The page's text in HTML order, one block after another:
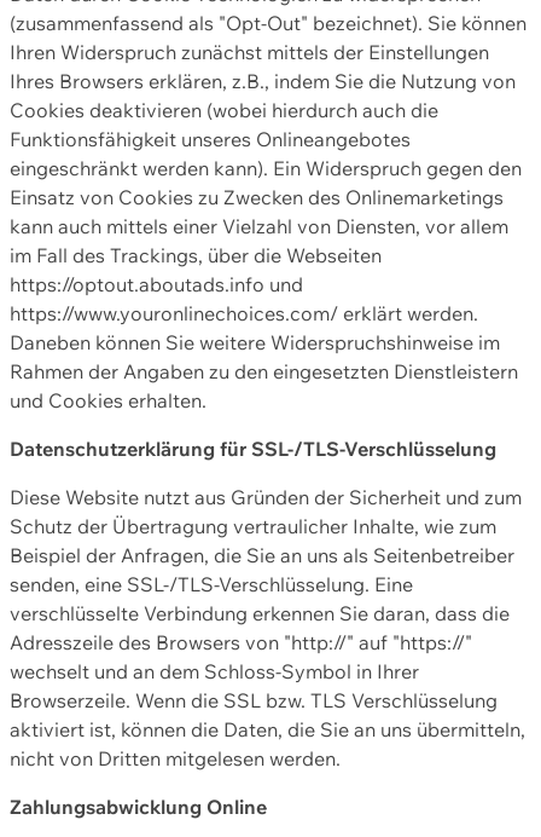
(zusammenfassend als "Opt-Out" bezeichnet). Sie können
Ihren Widerspruch zunächst mittels der Einstellungen
Ihres Browsers erklären, z.B., indem Sie die Nutzung von
Cookies deaktivieren (wobei hierdurch auch die
Funktionsfähigkeit unseres Onlineangebotes
eingeschränkt werden kann). Ein Widerspruch gegen den
Einsatz von Cookies zu Zwecken des Onlinemarketings
kann auch mittels einer Vielzahl von Diensten, vor allem
im Fall des Trackings, über die Webseiten
https://optout.aboutads.info und
https://www.youronlinechoices.com/ erklärt werden.
Daneben können Sie weitere Widerspruchshinweise im
Rahmen der Angaben zu den eingesetzten Dienstleistern
und Cookies erhalten.
Datenschutzerklärung für SSL-/TLS-Verschlüsselung
Diese Website nutzt aus Gründen der Sicherheit und zum
Schutz der Übertragung vertraulicher Inhalte, wie zum
Beispiel der Anfragen, die Sie an uns als Seitenbetreiber
senden, eine SSL-/TLS-Verschlüsselung. Eine
verschlüsselte Verbindung erkennen Sie daran, dass die
Adresszeile des Browsers von "http://" auf "https://"
wechselt und an dem Schloss-Symbol in Ihrer
Browserzeile. Wenn die SSL bzw. TLS Verschlüsselung
aktiviert ist, können die Daten, die Sie an uns übermitteln,
nicht von Dritten mitgelesen werden.
Zahlungsabwicklung Online